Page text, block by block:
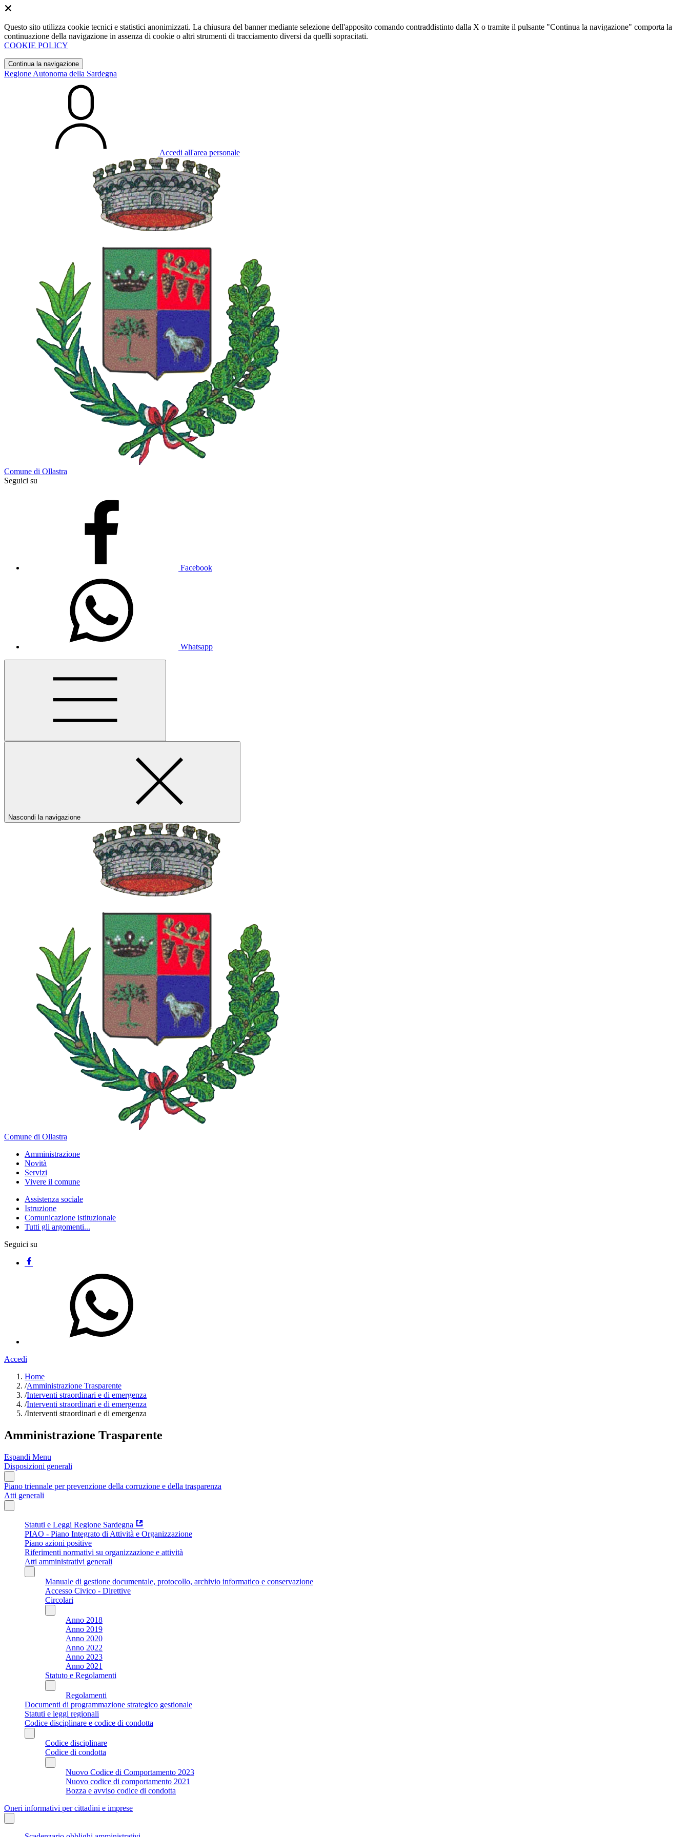
Questo sito utilizza cookie tecnici e statistici anonimizzati. La chiusura del banner mediante selezione dell'apposito comando contraddistinto dalla X o tramite il pulsante "Continua la navigazione" comporta la
continuazione della navigazione in assenza di cookie o altri strumenti di tracciamento diversi da quelli sopracitati.
COOKIE POLICY
Continua la navigazione
Regione Autonoma della Sardegna
Accedi all'area personale
Comune di Ollastra
Seguici su
Facebook
Whatsapp
Nascondi la navigazione
Comune di Ollastra
Amministrazione
Novità
Servizi
Vivere il comune
Assistenza sociale
Istruzione
Comunicazione istituzionale
Tutti gli argomenti...
Seguici su
Accedi
Home
/Amministrazione Trasparente
/Interventi straordinari e di emergenza
/Interventi straordinari e di emergenza
/Interventi straordinari e di emergenza
Amministrazione Trasparente
Espandi Menu
Disposizioni generali
Piano triennale per prevenzione della corruzione e della trasparenza
Atti generali
Statuti e Leggi Regione Sardegna
PIAO - Piano Integrato di Attività e Organizzazione
Piano azioni positive
Riferimenti normativi su organizzazione e attività
Atti amministrativi generali
Manuale di gestione documentale, protocollo, archivio informatico e conservazione
Accesso Civico - Direttive
Circolari
Anno 2018
Anno 2019
Anno 2020
Anno 2022
Anno 2023
Anno 2021
Statuto e Regolamenti
Regolamenti
Documenti di programmazione strategico gestionale
Statuti e leggi regionali
Codice disciplinare e codice di condotta
Codice disciplinare
Codice di condotta
Nuovo Codice di Comportamento 2023
Nuovo codice di comportamento 2021
Bozza e avviso codice di condotta
Oneri informativi per cittadini e imprese